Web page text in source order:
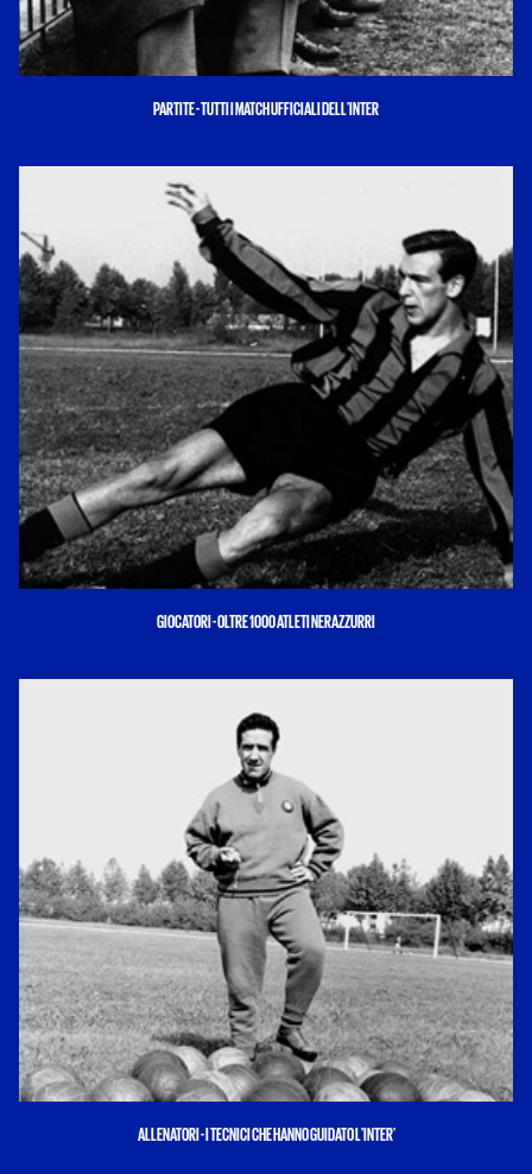
PARTITE - TUTTI I MATCH UFFICIALI DELL'INTER
GIOCATORI - OLTRE 1000 ATLETI NERAZZURRI
ALLENATORI - I TECNICI CHE HANNO GUIDATO L'INTER'